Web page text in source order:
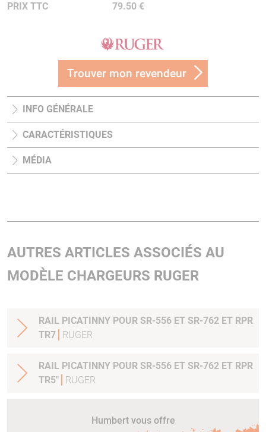
PRIX TTC
79.50 €
Trouver mon revendeur
INFO GÉNÉRALE
CARACTÉRISTIQUES
MÉDIA
AUTRES ARTICLES ASSOCIÉS AU
MODÈLE CHARGEURS RUGER
RAIL PICATINNY POUR SR-556 ET SR-762 ET RPR
TR7
RUGER
RAIL PICATINNY POUR SR-556 ET SR-762 ET RPR
TR5"
RUGER
Humbert vous offre